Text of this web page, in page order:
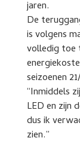
jaren.
De
is volgens
volledig toe
seizoenen
“Inmiddels
LED en zijn
dus ik
zien.”